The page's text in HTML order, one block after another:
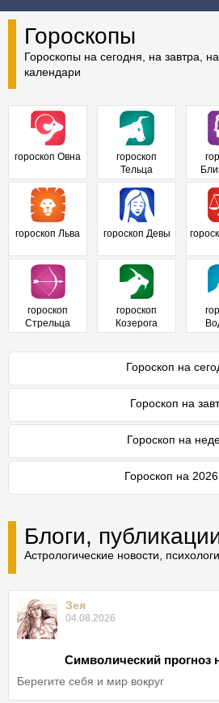
Гороскопы
Гороскопы на сегодня, на завтра,
календари
гороскоп Овна
гороскоп
Тельца
гороскоп Льва гороскоп Девы
гороскоп
Стрельца
гороскоп
Козерога
Гороскоп на
Гороскоп на
Гороскоп на
Гороскоп на 2026
Блоги,
Астрологические новости,
Зея
04.08.2026
Символический прогноз
Берегите себя и мир вокруг